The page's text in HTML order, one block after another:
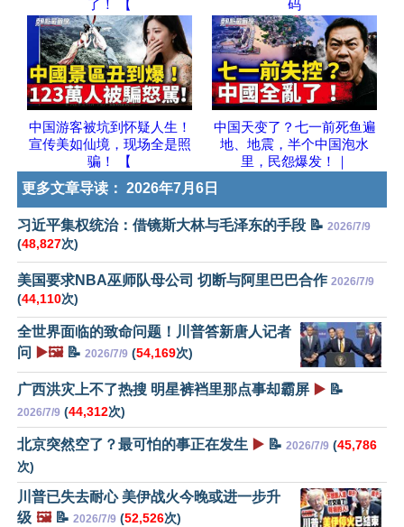
了！ 【 码
中国游客被坑到怀疑人生！
宣传美如仙境，现场全是照
骗！ 【
中国天变了？七一前死鱼遍
地、地震，半个中国泡水
里，民怨爆发！｜
更多文章导读： 2026年7月6日
习近平集权统治：借镜斯大林与毛泽东的手段 📝 2026/7/9
(48,827次)
美国要求NBA巫师队母公司 切断与阿里巴巴合作 2026/7/9
(44,110次)
全世界面临的致命问题！川普答新唐人记者
问 ▶️🖼️📝 2026/7/9 (54,169次)
广西洪灾上不了热搜 明星裤裆里那点事却霸屏 ▶️ 📝
2026/7/9 (44,312次)
北京突然空了？最可怕的事正在发生 ▶️ 📝 2026/7/9 (45,786
次)
川普已失去耐心 美伊战火今晚或进一步升
级 🖼️📝 2026/7/9 (52,526次)